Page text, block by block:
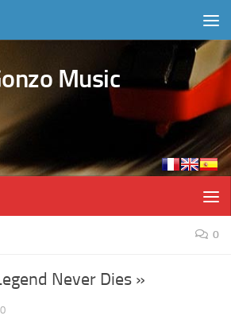
Music
0
Never Dies »